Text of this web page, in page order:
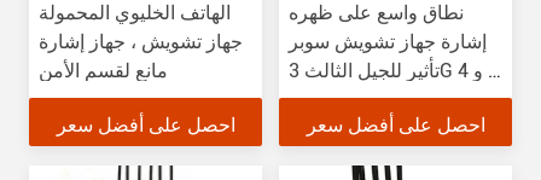
الهاتف الخليوي المحمولة
جهاز تشويش ، جهاز إشارة
مانع لقسم الأمن
احصل على أفضل سعر
نطاق واسع على ظهره
إشارة جهاز تشويش سوبر
تأثير للجيل الثالث 3G و 4 G
إشارات
احصل على أفضل سعر